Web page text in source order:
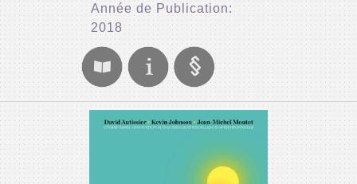
Année de Publication:
2018